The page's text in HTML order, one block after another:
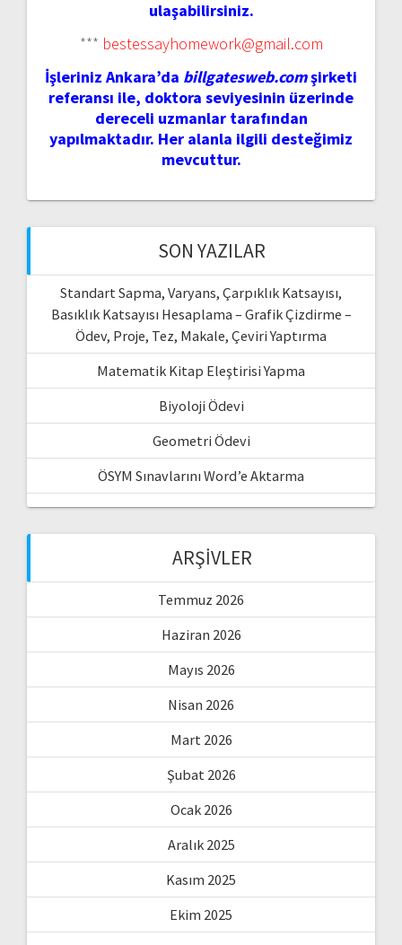
ulaşabilirsiniz.
*** bestessayhomework@gmail.com
İşleriniz Ankara’da billgatesweb.comşirketi
referansı ile, doktora seviyesinin üzerinde
dereceli uzmanlar tarafından
yapılmaktadır. Her alanla ilgili desteğimiz
mevcuttur.
SON YAZILAR
Standart Sapma, Varyans, Çarpıklık Katsayısı,
Basıklık Katsayısı Hesaplama – Grafik Çizdirme –
Ödev, Proje, Tez, Makale, Çeviri Yaptırma
Matematik Kitap Eleştirisi Yapma
Biyoloji Ödevi
Geometri Ödevi
ÖSYM Sınavlarını Word’e Aktarma
ARŞIVLER
Temmuz 2026
Haziran 2026
Mayıs 2026
Nisan 2026
Mart 2026
Şubat 2026
Ocak 2026
Aralık 2025
Kasım 2025
Ekim 2025